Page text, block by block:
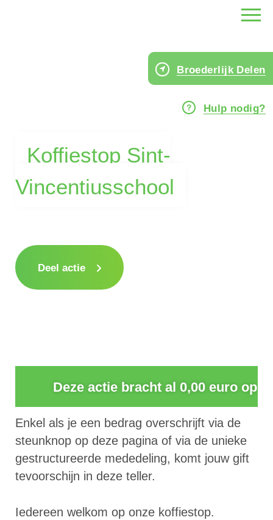
Koffiestop Sint-
Vincentiusschool
Broederlijk Delen
Hulp nodig?
Deel actie
Deze actie bracht al 0,00 euro op
Enkel als je een bedrag overschrijft via de
steunknop op deze pagina of via de unieke
gestructureerde mededeling, komt jouw gift
tevoorschijn in deze teller.
Iedereen welkom op onze koffiestop.